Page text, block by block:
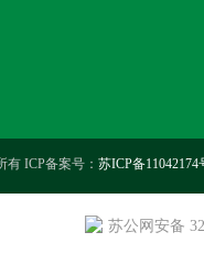
ICP备案号： 苏ICP备11042174
苏公网安备